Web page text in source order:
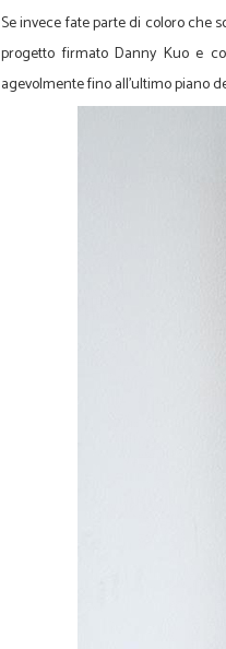
Se invece fate parte di coloro che
progetto firmato Danny Kuo e
agevolmente fino all'ultimo piano